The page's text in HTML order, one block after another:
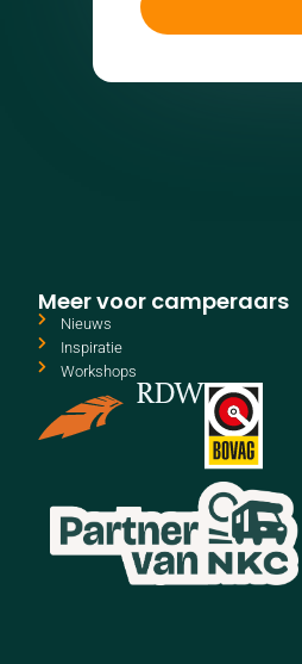
Meer voor camperaars
Nieuws
Inspiratie
Workshops